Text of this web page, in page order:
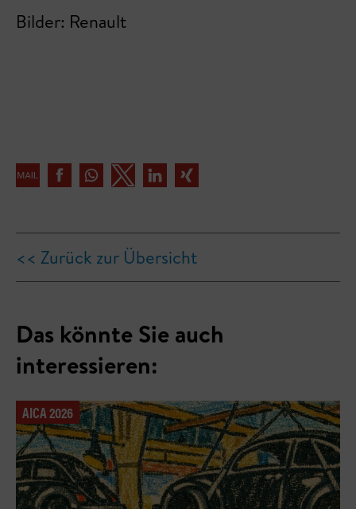
Bilder: Renault
<< Zurück zur Übersicht
Das könnte Sie auch
interessieren:
AICA 2026